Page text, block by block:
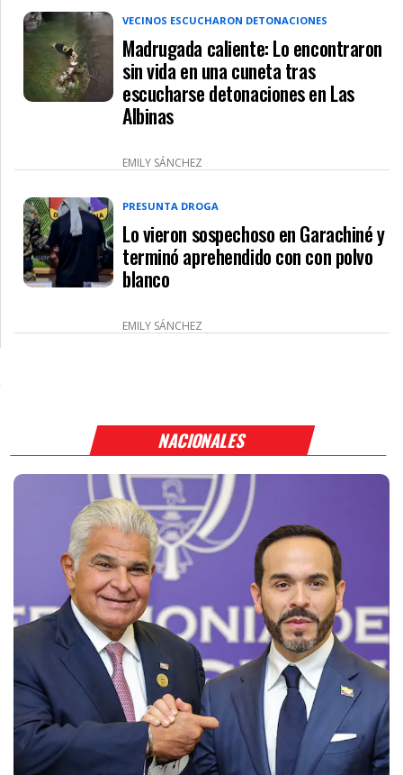
VECINOS ESCUCHARON DETONACIONES
Madrugada caliente: Lo encontraron
sin vida en una cuneta tras
escucharse detonaciones en Las
Albinas
EMILY SÁNCHEZ
PRESUNTA DROGA
Lo vieron sospechoso en Garachiné y
terminó aprehendido con con polvo
blanco
EMILY SÁNCHEZ
NACIONALES